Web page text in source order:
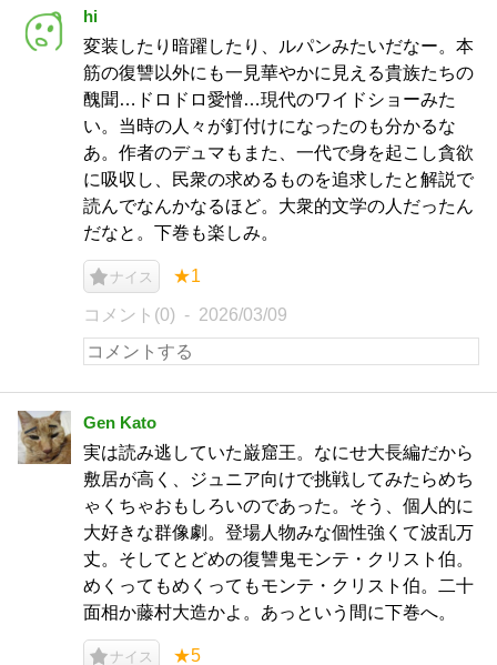
hi
変装したり暗躍したり、ルパンみたいだなー。本
筋の復讐以外にも一見華やかに見える貴族たちの
醜聞…ドロドロ愛憎…現代のワイドショーみた
い。当時の人々が釘付けになったのも分かるな
あ。作者のデュマもまた、一代で身を起こし貪欲
に吸収し、民衆の求めるものを追求したと解説で
読んでなんかなるほど。大衆的文学の人だったん
だなと。下巻も楽しみ。
ナイス ★1
コメント(0) 2026/03/09
Gen Kato
実は読み逃していた巌窟王。なにせ大長編だから
敷居が高く、ジュニア向けで挑戦してみたらめち
ゃくちゃおもしろいのであった。そう、個人的に
大好きな群像劇。登場人物みな個性強くて波乱万
丈。そしてとどめの復讐鬼モンテ・クリスト伯。
めくってもめくってもモンテ・クリスト伯。二十
面相か藤村大造かよ。あっという間に下巻へ。
ナイス ★5